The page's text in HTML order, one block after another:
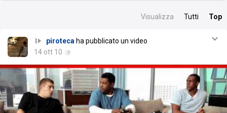
Visualizza Tutti Top
piroteca ha pubblicato un video
14 ott 10